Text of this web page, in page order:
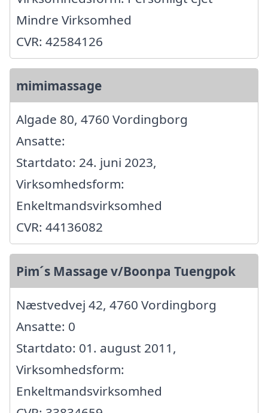
Mindre Virksomhed
CVR: 42584126
mimimassage
Algade 80, 4760 Vordingborg
Ansatte:
Startdato: 24. juni 2023,
Virksomhedsform:
Enkeltmandsvirksomhed
CVR: 44136082
Pim´s Massage v/Boonpa Tuengpok
Næstvedvej 42, 4760 Vordingborg
Ansatte: 0
Startdato: 01. august 2011,
Virksomhedsform:
Enkeltmandsvirksomhed